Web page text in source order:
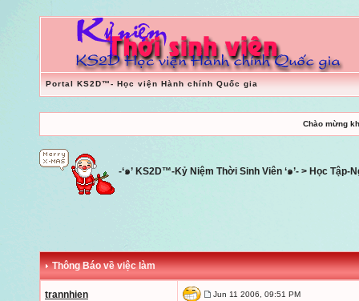
Portal KS2D™- Học viện Hành chính Quốc gia
Chào mừng
-‘๑’ KS2D™-Kỷ Niệm Thời Sinh Viên ‘๑’- > Học Tập-
Thông Báo về việc làm
trannhien Jun 11 2006, 09:51 PM